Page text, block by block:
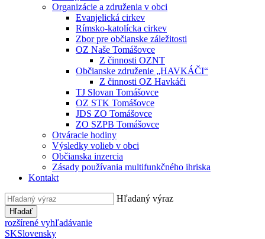
Organizácie a združenia v obci
Evanjelická cirkev
Rímsko-katolícka cirkev
Zbor pre občianske záležitosti
OZ Naše Tomášovce
Z činnosti OZNT
Občianske združenie „HAVKÁČI“
Z činnosti OZ Havkáči
TJ Slovan Tomášovce
OZ STK Tomášovce
JDS ZO Tomášovce
ZO SZPB Tomášovce
Otváracie hodiny
Výsledky volieb v obci
Občianska inzercia
Zásady používania multifunkčného ihriska
Kontakt
Hľadaný výraz
Hľadať
rozšírené vyhľadávanie
SKSlovensky